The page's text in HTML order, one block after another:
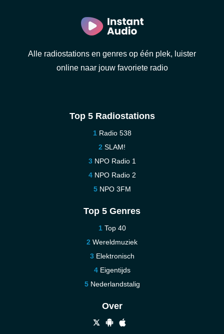
Alle radiostations en genres op één plek, luister
online naar jouw favoriete radio
Top 5 Radiostations
Radio 538
SLAM!
NPO Radio 1
NPO Radio 2
NPO 3FM
Top 5 Genres
Top 40
Wereldmuziek
Elektronisch
Eigentijds
Nederlandstalig
Over